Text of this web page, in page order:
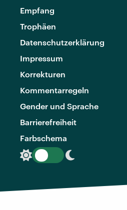
Empfang
Trophäen
Datenschutzerklärung
Impressum
Korrekturen
Kommentarregeln
Gender und Sprache
Barrierefreiheit
Farbschema